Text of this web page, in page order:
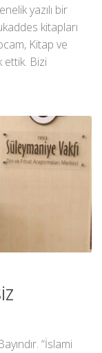
yazılı bir
kitapları
Kitap ve
ettik. Bizi
“İslami